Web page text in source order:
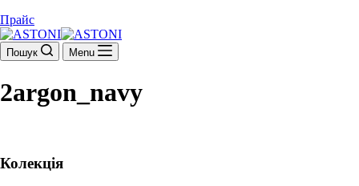
Прайс
Пошук Menu
2argon_navy
Колекція